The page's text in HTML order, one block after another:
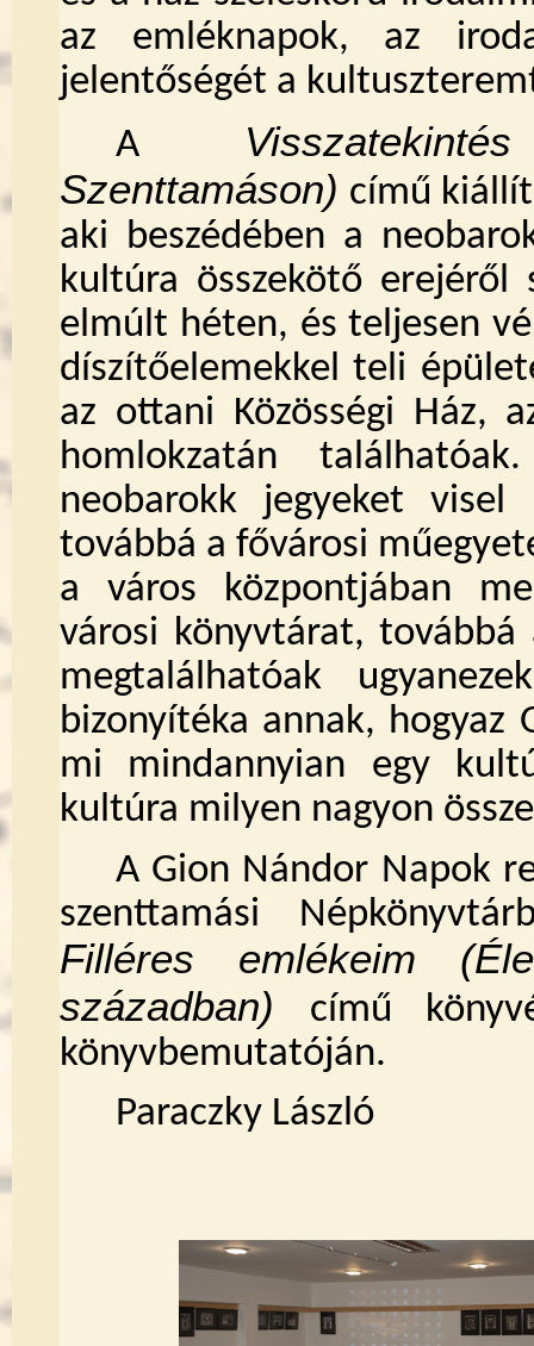
az emléknapok, az
jelentőségét a
A
Szenttamáson) című
aki beszédében a
kultúra összekötő
elmúlt héten, és teljesen
díszítőelemekkel teli
az ottani Közösségi Ház,
homlokzatán
neobarokk jegyeket
továbbá a fővárosi
a város központjában
városi könyvtárat,
megtalálhatóak
bizonyítéka annak, hogyaz
mi mindannyian egy
kultúra milyen nagyon
A Gion Nándor Napok
szenttamási
Filléres emlékeim
században) című
könyvbemutatóján.
Paraczky László